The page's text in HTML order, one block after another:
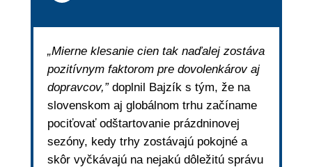
„Mierne klesanie cien tak naďalej zostáva
pozitívnym faktorom pre dovolenkárov aj
dopravcov,”doplnil Bajzík s tým, že na
slovenskom aj globálnom trhu začíname
pociťovať odštartovanie prázdninovej
sezóny, kedy trhy zostávajú pokojné a
skôr vyčkávajú na nejakú dôležitú správu